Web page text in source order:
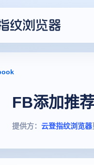
FB添加推
提供方： 云登指纹浏览器